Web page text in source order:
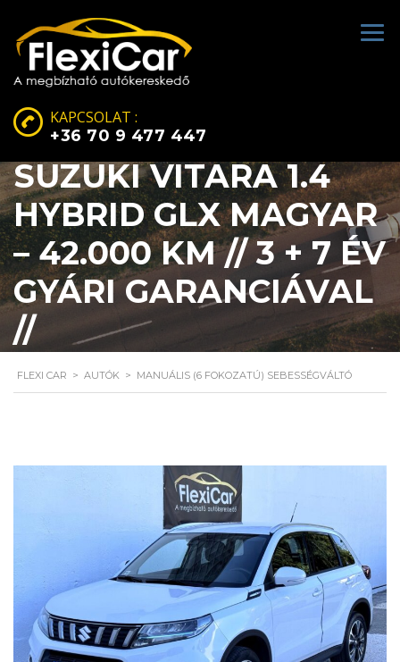
KAPCSOLAT :
+36 70 9 477 447
SUZUKI VITARA 1.4
HYBRID GLX MAGYAR
– 42.000 KM // 3 + 7 ÉV
GYÁRI GARANCIÁVAL
//
FLEXI CAR > AUTÓK > MANUÁLIS (6 FOKOZATÚ) SEBESSÉGVÁLTÓ